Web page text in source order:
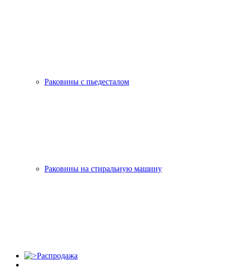
Раковины с пьедесталом
Раковины на стиральную машину
Распродажа